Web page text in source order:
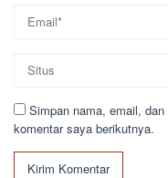
Simpan nama, email,
komentar saya berikutnya.